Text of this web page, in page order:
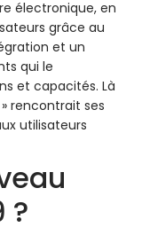
électronique, en
grâce au
et un
qui le
et capacités. Là
rencontrait ses
utilisateurs
?